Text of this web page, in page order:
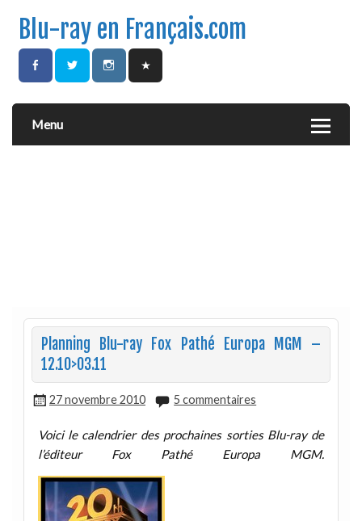
Blu-ray en Français.com
Menu
Planning Blu-ray Fox Pathé Europa MGM –
12.10>03.11
27 novembre 2010 5 commentaires
Voici le calendrier des prochaines sorties Blu-ray de
l’éditeur Fox Pathé Europa MGM.